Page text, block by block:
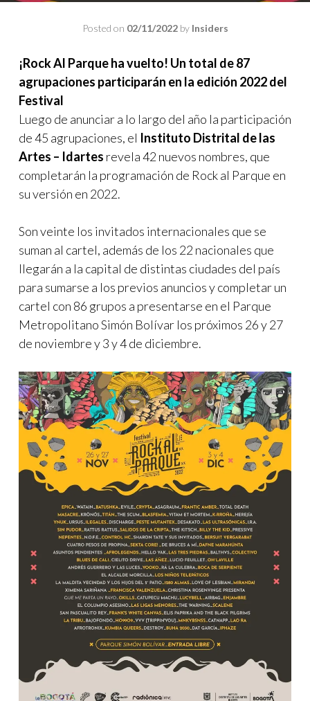
Posted on 02/11/2022by Insiders
¡Rock Al Parque ha vuelto! Un total de 87
agrupaciones participarán en la edición 2022 del
Festival
Luego de anunciar a lo largo del año la participación
de 45 agrupaciones, el Instituto Distrital de las
Artes – Idartes revela 42 nuevos nombres, que
completarán la programación de Rock al Parque en
su versión en 2022.
Son veinte los invitados internacionales que se
suman al cartel, además de los 22 nacionales que
llegarán a la capital de distintas ciudades del país
para sumarse a los previos anuncios y completar un
cartel con 86 grupos a presentarse en el Parque
Metropolitano Simón Bolívar los próximos 26 y 27
de noviembre y 3 y 4 de diciembre.